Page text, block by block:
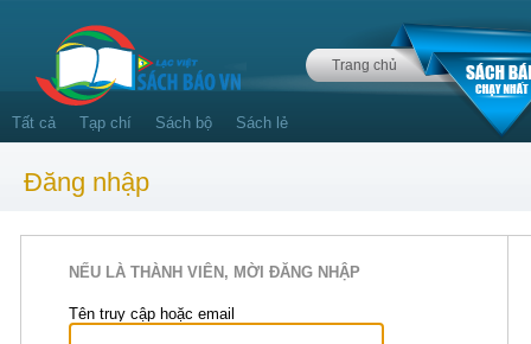
Trang chủ
Tất cả Tạp chí Sách bộ Sách lẻ
Đăng nhập
NẾU LÀ THÀNH VIÊN, MỜI ĐĂNG NHẬP
Tên truy cập hoặc email